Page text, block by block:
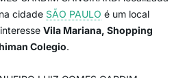
na cidade SÃO PAULO é um local
Vila Mariana, Shopping
Colegio.